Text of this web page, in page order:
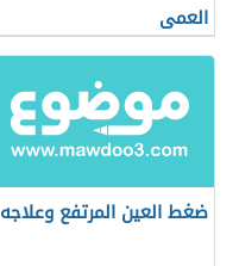
العمى
ضغط العين المرتفع وعلاجه